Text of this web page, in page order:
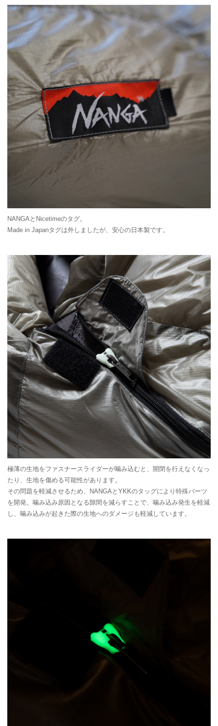
NANGAとNicetimeのタグ。
Made in Japanタグは外しましたが、安心の日本製です。
極薄の生地をファスナースライダーが噛み込むと、開閉を行えなくなっ
たり、生地を傷める可能性があります。
その問題を軽減させるため、NANGAとYKKのタッグにより特殊パーツ
を開発。噛み込み原因となる隙間を減らすことで、噛み込み発生を軽減
し、噛み込みが起きた際の生地へのダメージも軽減しています。